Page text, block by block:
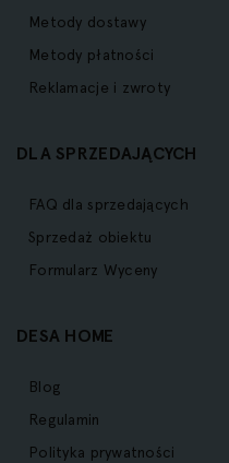
Metody dostawy
Metody płatności
Reklamacje i zwroty
DLA SPRZEDAJĄCYCH
FAQ dla sprzedających
Sprzedaż obiektu
Formularz Wyceny
DESA HOME
Blog
Regulamin
Polityka prywatności